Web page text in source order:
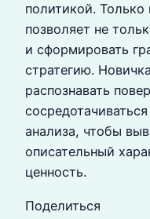
политикой.
позволяет не
и сформировать
стратегию.
распознавать
анализа, чтобы
описательный
ценность.
Поделиться